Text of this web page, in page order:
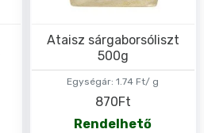
Egységár: 1.74 Ft/ g
Ataisz sárgaborsóliszt
500g
870Ft
Rendelhető